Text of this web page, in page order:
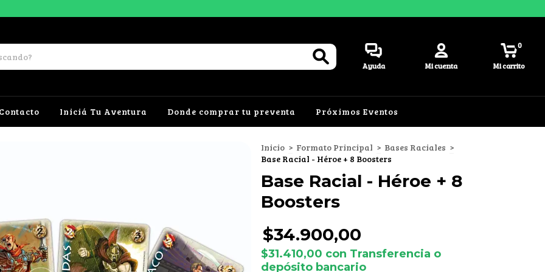
Ayuda Mi cuenta Mi carrito
0
Iniciá Tu Aventura Donde comprar tu preventa Próximos Eventos
Inicio > Formato Principal > Bases Raciales >
Base Racial - Héroe + 8 Boosters
Base Racial - Héroe + 8
Boosters
$34.900,00
$31.410,00 con Transferencia o
depósito bancario